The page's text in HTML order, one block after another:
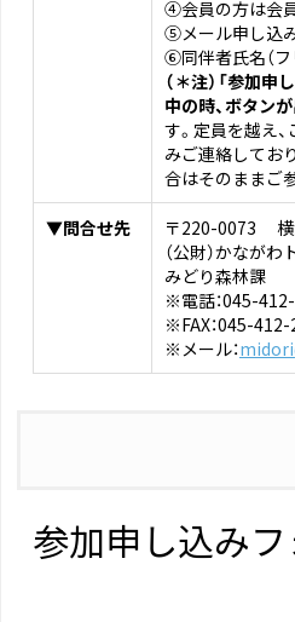
④会員の方は会
⑤メール申し込
⑥同伴者氏名（フ
（＊注）「参加
中の時、ボタンが
す。定員を越え
みご連絡してお
合はそのままご
▼問合せ先
〒220-0073 横
（公財）かなが
みどり森林課
※電話：045-
※FAX：045-
※メール：
参加申し込み